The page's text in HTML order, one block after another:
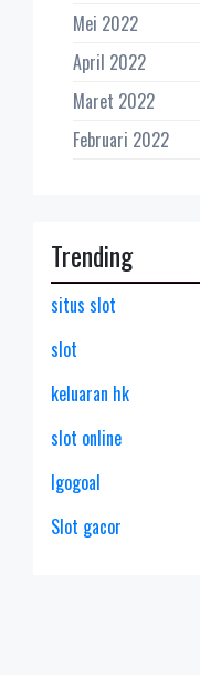
Mei 2022
April 2022
Maret 2022
Februari 2022
Trending
situs slot
slot
keluaran hk
slot online
lgogoal
Slot gacor